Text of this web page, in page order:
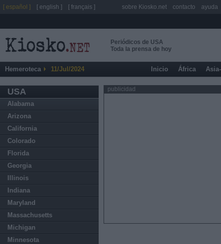
Periódicos de USA
Toda la prensa de hoy
Hemeroteca 11/Jul/2024 Inicio África
USA
Alabama
Arizona
California
Colorado
Florida
Georgia
Illinois
Indiana
Maryland
Massachusetts
Michigan
Minnesota
publicidad
[ español ] [ english ] [ français ] sobre Kiosko.net contacto ayuda